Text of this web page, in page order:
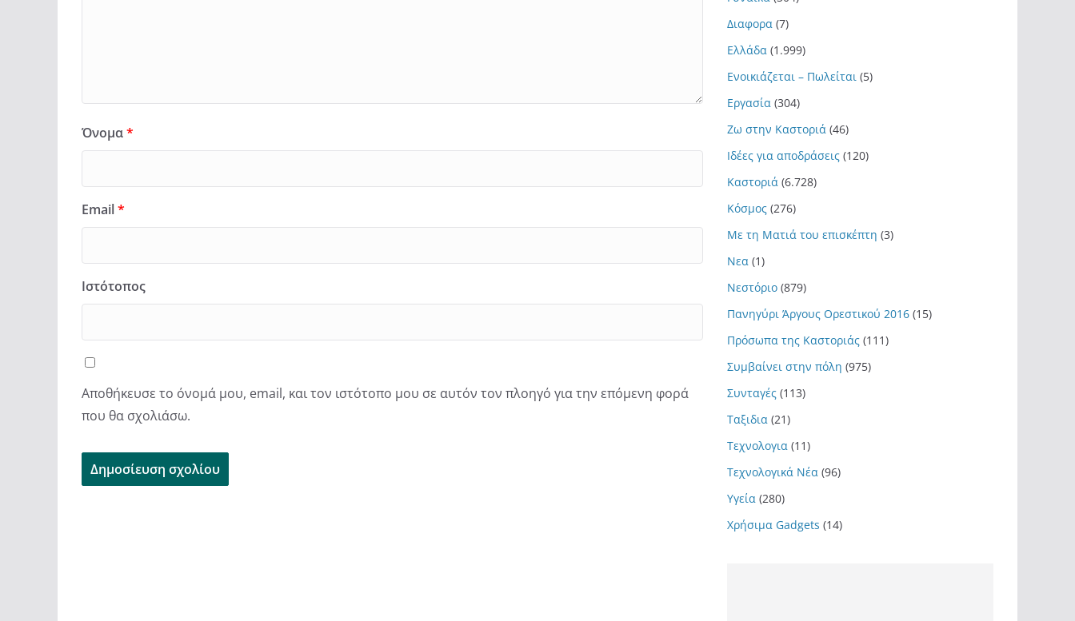
Όνομα*
Email*
Ιστότοπος
Αποθήκευσε το όνομά μου, email, και τον ιστότοπο μου σε αυτόν τον πλοηγό για την επόμενη φορά
που θα σχολιάσω.
Διαφορα (7)
Ελλάδα (1.999)
Ενοικιάζεται – Πωλείται (5)
Εργασία (304)
Ζω στην Καστοριά (46)
Ιδέες για αποδράσεις (120)
Καστοριά (6.728)
Κόσμος (276)
Με τη Ματιά του επισκέπτη (3)
Νεα (1)
Νεστόριο (879)
Πανηγύρι Άργους Ορεστικού 2016 (15)
Πρόσωπα της Καστοριάς (111)
Συμβαίνει στην πόλη (975)
Συνταγές (113)
Ταξιδια (21)
Τεχνολογια (11)
Τεχνολογικά Νέα (96)
Υγεία (280)
Χρήσιμα Gadgets (14)